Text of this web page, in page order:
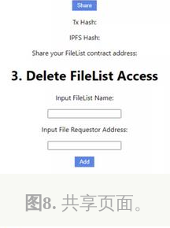
图8. 共享页面。